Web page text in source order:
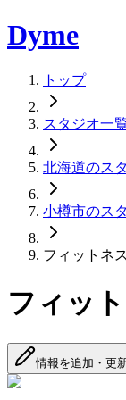
Dyme
トップ
スタジオ一
北海道のス
小樽市のス
フィットネ
フィッ
情報を追加・更